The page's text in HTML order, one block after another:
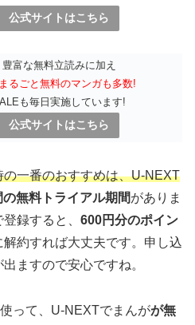
公式サイトはこちら
豊富な無料立読みに加え
るごと無料のマンガも多数!
も毎日実施しています!
公式サイトはこちら
一番のおすすめは、U-NEXT
無料トライアル期間がありま
録すると、 600円分のポイン
約すれば大丈夫です。申し込
ますので安心ですね。
って、U-NEXTでまんがが無